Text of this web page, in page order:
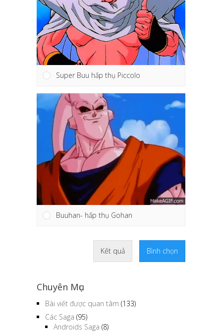
Super Buu hấp thụ Piccolo
Buuhan- hấp thụ Gohan
Kết quả Bình chọn
Chuyên Mục
Bài viết được quan tâm (133)
Các Saga (95)
Androids Saga (8)